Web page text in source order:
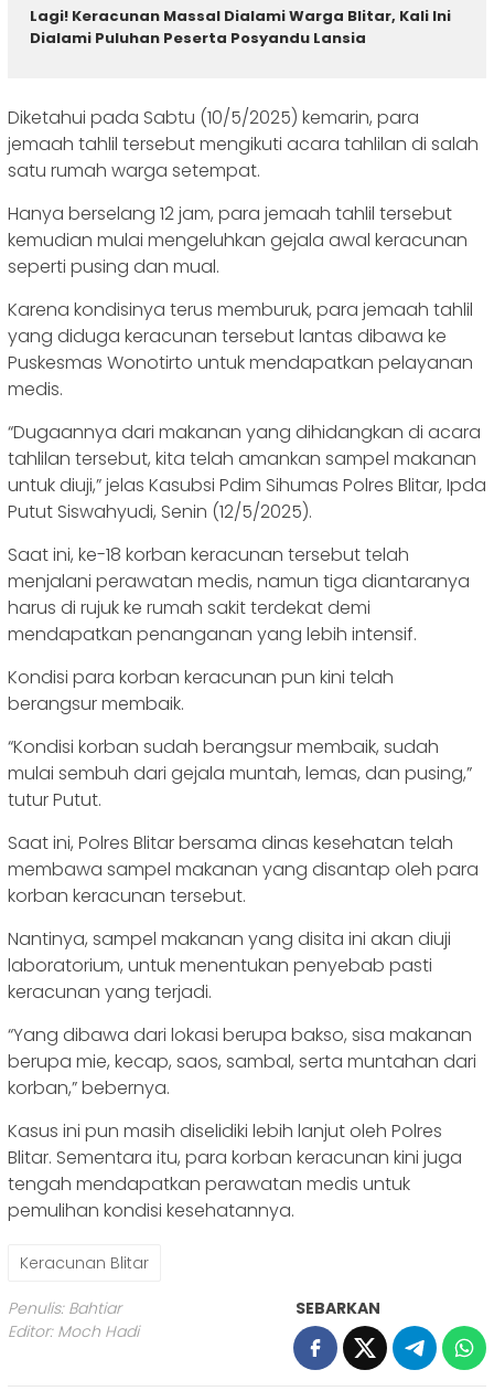
Lagi! Keracunan Massal Dialami Warga Blitar, Kali Ini
Dialami Puluhan Peserta Posyandu Lansia
Diketahui pada Sabtu (10/5/2025) kemarin, para
jemaah tahlil tersebut mengikuti acara tahlilan di salah
satu rumah warga setempat.
Hanya berselang 12 jam, para jemaah tahlil tersebut
kemudian mulai mengeluhkan gejala awal keracunan
seperti pusing dan mual.
Karena kondisinya terus memburuk, para jemaah tahlil
yang diduga keracunan tersebut lantas dibawa ke
Puskesmas Wonotirto untuk mendapatkan pelayanan
medis.
“Dugaannya dari makanan yang dihidangkan di acara
tahlilan tersebut, kita telah amankan sampel makanan
untuk diuji,” jelas Kasubsi Pdim Sihumas Polres Blitar, Ipda
Putut Siswahyudi, Senin (12/5/2025).
Saat ini, ke-18 korban keracunan tersebut telah
menjalani perawatan medis, namun tiga diantaranya
harus di rujuk ke rumah sakit terdekat demi
mendapatkan penanganan yang lebih intensif.
Kondisi para korban keracunan pun kini telah
berangsur membaik.
“Kondisi korban sudah berangsur membaik, sudah
mulai sembuh dari gejala muntah, lemas, dan pusing,”
tutur Putut.
Saat ini, Polres Blitar bersama dinas kesehatan telah
membawa sampel makanan yang disantap oleh para
korban keracunan tersebut.
Nantinya, sampel makanan yang disita ini akan diuji
laboratorium, untuk menentukan penyebab pasti
keracunan yang terjadi.
“Yang dibawa dari lokasi berupa bakso, sisa makanan
berupa mie, kecap, saos, sambal, serta muntahan dari
korban,” bebernya.
Kasus ini pun masih diselidiki lebih lanjut oleh Polres
Blitar. Sementara itu, para korban keracunan kini juga
tengah mendapatkan perawatan medis untuk
pemulihan kondisi kesehatannya.
Keracunan Blitar
Penulis: Bahtiar
Editor: Moch Hadi
SEBARKAN